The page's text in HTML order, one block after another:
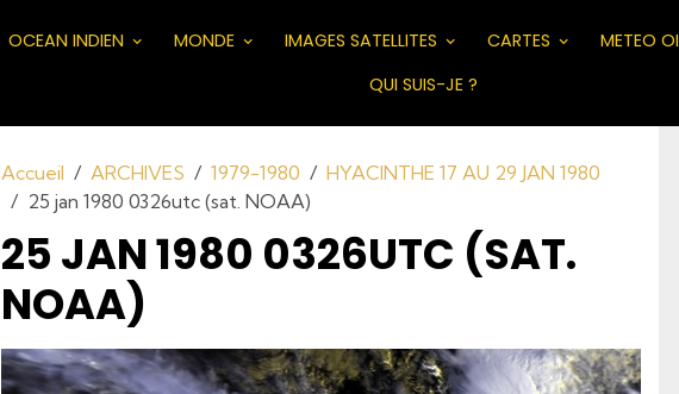
OCEAN INDIEN MONDE IMAGES SATELLITES CARTES METEO OI
QUI SUIS-JE ?
Accueil ARCHIVES 1979-1980
HYACINTHE 17 AU 29 JAN 1980
25 jan 1980 0326utc (sat. NOAA)
25 JAN 1980 0326UTC (SAT.
NOAA)